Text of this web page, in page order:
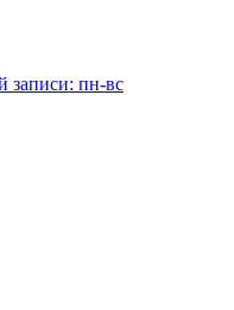
записи: пн-вс